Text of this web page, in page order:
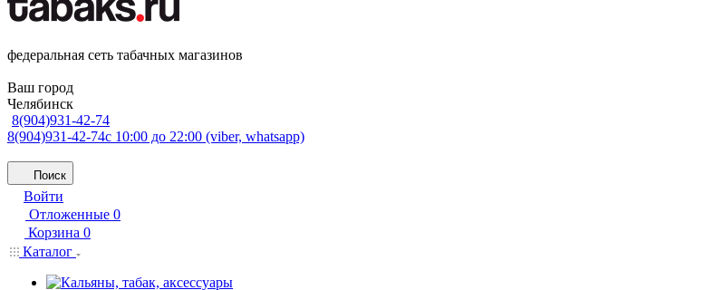
федеральная сеть табачных магазинов
Ваш город
Челябинск
8(904)931-42-74
8(904)931-42-74с 10:00 до 22:00 (viber, whatsapp)
Поиск
Войти
Отложенные 0
Корзина 0
Каталог